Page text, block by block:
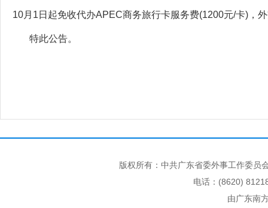
10月1日起免收代办APEC商务旅行卡服务费(1200元/卡)，
特此公告。
版权所有：中共广东省委外事工作委
电话：(8620)
由广东南